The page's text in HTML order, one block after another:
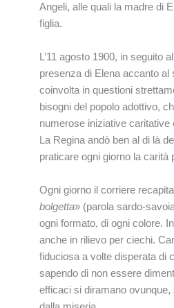
Angeli, alle quali la madre di
figlia.
L’11 agosto 1900, in seguito
presenza di Elena accanto
coinvolta in questioni
bisogni del popolo adottivo,
numerose iniziative
La Regina andò ben al di là
praticare ogni giorno la
Ogni giorno il corriere
bolgetta» (parola sardo-
ogni formato, di ogni colore.
anche in rilievo per ciechi.
fiduciosa a volte disperata di
sapendo di non essere
efficaci si diramano